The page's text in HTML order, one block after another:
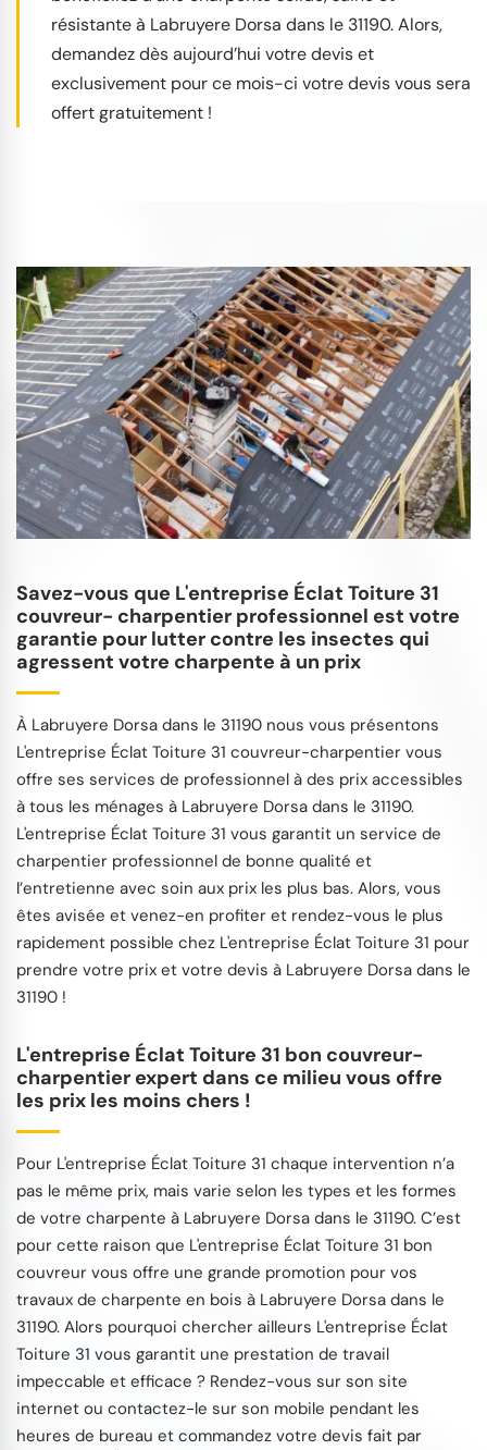
résistante à Labruyere Dorsa dans le 31190. Alors,
demandez dès aujourd’hui votre devis et
exclusivement pour ce mois-ci votre devis vous sera
offert gratuitement !
Savez-vous que L'entreprise Éclat Toiture 31
couvreur- charpentier professionnel est votre
garantie pour lutter contre les insectes qui
agressent votre charpente à un prix
À Labruyere Dorsa dans le 31190 nous vous présentons
L'entreprise Éclat Toiture 31 couvreur-charpentier vous
offre ses services de professionnel à des prix accessibles
à tous les ménages à Labruyere Dorsa dans le 31190.
L'entreprise Éclat Toiture 31 vous garantit un service de
charpentier professionnel de bonne qualité et
l’entretienne avec soin aux prix les plus bas. Alors, vous
êtes avisée et venez-en profiter et rendez-vous le plus
rapidement possible chez L'entreprise Éclat Toiture 31 pour
prendre votre prix et votre devis à Labruyere Dorsa dans le
31190 !
L'entreprise Éclat Toiture 31 bon couvreur-
charpentier expert dans ce milieu vous offre
les prix les moins chers !
Pour L'entreprise Éclat Toiture 31 chaque intervention n’a
pas le même prix, mais varie selon les types et les formes
de votre charpente à Labruyere Dorsa dans le 31190. C’est
pour cette raison que L'entreprise Éclat Toiture 31 bon
couvreur vous offre une grande promotion pour vos
travaux de charpente en bois à Labruyere Dorsa dans le
31190. Alors pourquoi chercher ailleurs L'entreprise Éclat
Toiture 31 vous garantit une prestation de travail
impeccable et efficace ? Rendez-vous sur son site
internet ou contactez-le sur son mobile pendant les
heures de bureau et commandez votre devis fait par